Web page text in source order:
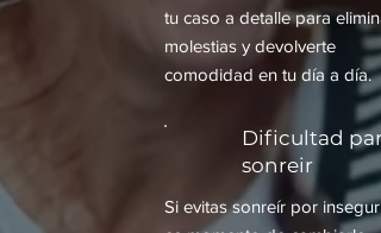
tu caso a detalle para
molestias y devolverte
comodidad en tu día a día.
Dificultad
sonreir
Si evitas sonreír por